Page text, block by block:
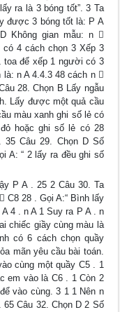
ra là 3 bóng tốt”. 3 Ta
được 3 bóng tốt là: P A
Không gian mẫu: n 
4 cách chọn 3 Xếp 3
toa để xếp 1 người có 3
n A 4.4.3 48 cách n 
28. Chọn B Lấy ngẫu
Lấy được một quả cầu
màu xanh ghi số lẻ có
hoặc ghi số lẻ có 28
Câu 29. Chọn D Số
A: “ 2 lấy ra đều ghi số
P A . 25 2 Câu 30. Ta
C8 28 . Gọi A:“ Bình lấy
4 . n A 1 Suy ra P A . n
chiếc giầy cùng màu là
có 6 cách chọn quầy
mãn yêu cầu bài toán.
cùng một quầy C5 . 1
em vào là C6 . 1 Còn 2
vào cùng. 3 1 1 Nên n
Câu 32. Chọn D 2 Số